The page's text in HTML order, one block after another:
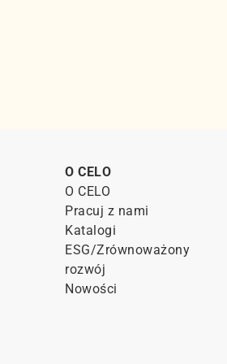
O CELO
O CELO
Pracuj z nami
Katalogi
ESG/Zrównoważony
rozwój
Nowości